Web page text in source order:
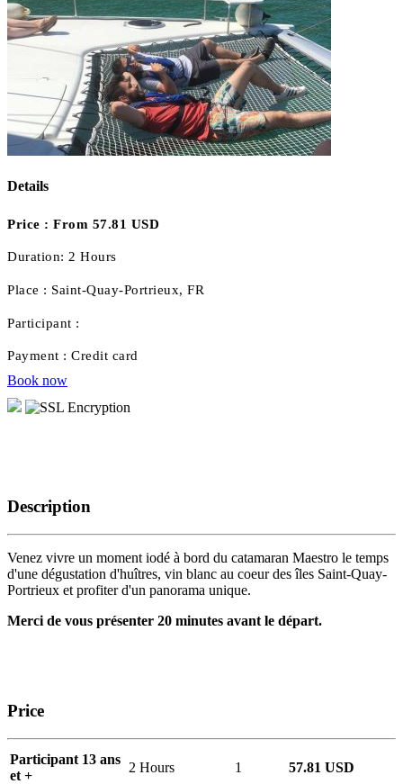
Details
Price : From 57.81 USD
Duration: 2 Hours
Place : Saint-Quay-Portrieux, FR
Participant :
Payment : Credit card
Book now
Description
Venez vivre un moment iodé à bord du catamaran Maestro le temps
d'une dégustation d'huîtres, vin blanc au coeur des îles Saint-Quay-
Portrieux et profiter d'un panorama unique.
Merci de vous présenter 20 minutes avant le départ.
Price
Participant 13 ans
et +
2 Hours 1
57.81 USD